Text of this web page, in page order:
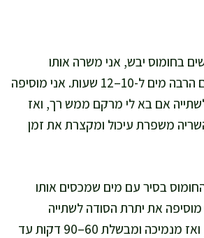
בחומוס יבש, אני משרה אותו
בקערה גדולה עם הרבה מים ל-10–12 שעות. אני מוסיפה
אם בא לי מרקם ממש רך, ואז
משפרת עיכול ומקצרת את זמן
בסיר עם מים שמכסים אותו
מוסיפה את יתרת הסודה לשתייה
ומביאה לרתיחה, ואז מנמיכה ומבשלת 60–90 דקות עד